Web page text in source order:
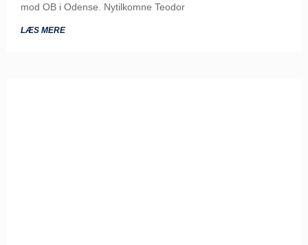
mod OB i Odense. Nytilkomne Teodor
LÆS MERE